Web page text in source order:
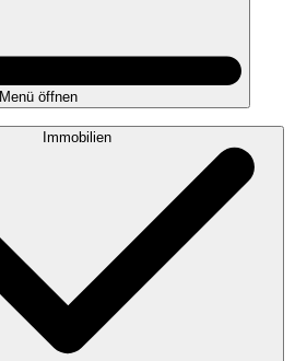
Menü öffnen
Immobilien